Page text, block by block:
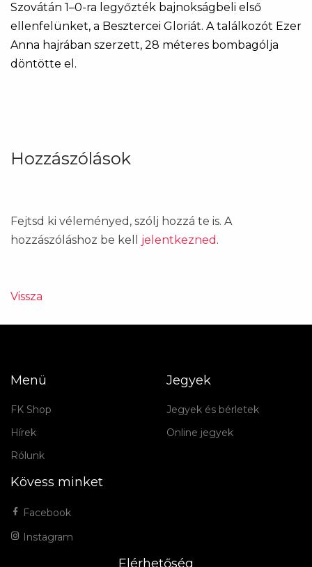
Szovátán 1–0-ra legyőzték bajnokságbeli első
ellenfelünket, a Besztercei Gloriát. A találkozót Ezer
Anna hajrában szerzett, 28 méteres bombagólja
döntötte el.
Hozzászólások
Fejtsd ki véleményed, szólj hozzá te is. A
hozzászóláshoz be kell jelentkezned .
Vissza
Menü
FK Shop
Hírek
Rólunk
Jegyek
Jegyek és bérletek
Online jegyek
Kövess minket
Facebook
Instagram
Elérhetőség